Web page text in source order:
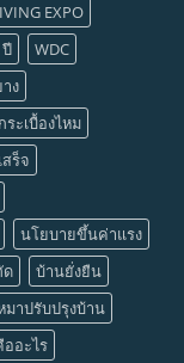
EXPO
WDC
ง
ะเบื้องไหม
ร็จ
นโยบายขึ้นค่าแรง
ด
บ้านยั่งยืน
มาปรับปรุงบ้าน
ออะไร